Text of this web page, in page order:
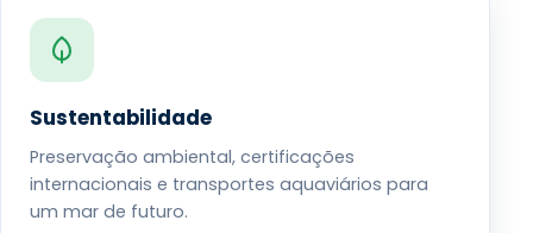
Sustentabilidade
Preservação ambiental, certificações
internacionais e transportes aquaviários para
um mar de futuro.